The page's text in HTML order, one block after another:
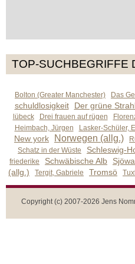
TOP-SUCHBEGRIFFE
Bolton (Greater Manchester) Das
schuldlosigkeit Der grüne
lübeck
Drei frauen auf rügen
Heimbach, Jürgen
Lasker-Schüler,
New york
Norwegen (allg.)
Schatz in der Wüste
Schleswig-
friederike Schwäbische Alb
(allg.) Tergit, Gabriele Tromsö
Copyright (c) 2007-2026 Jens